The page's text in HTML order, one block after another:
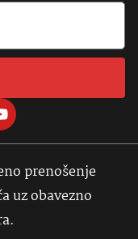
prenošenje
uz obavezno